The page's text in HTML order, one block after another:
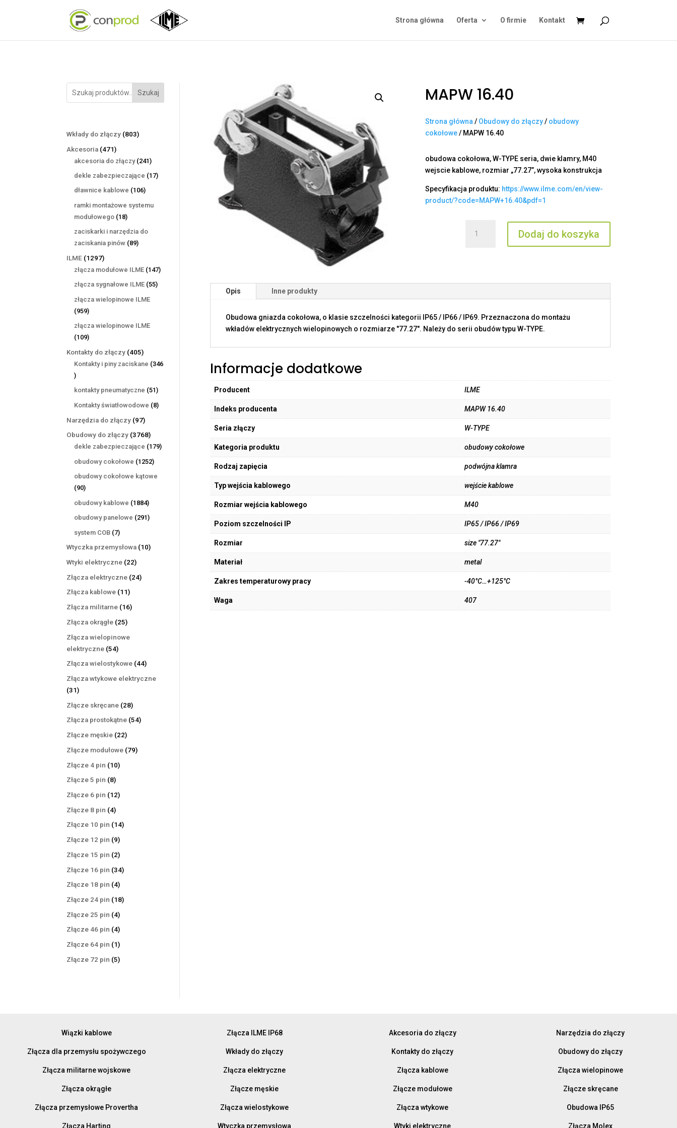
Strona główna Oferta O firmie Kontakt
Szukaj
Wkłady do złączy 803803
Akcesoria 471471
produktów
akcesoria do złączy 241241
produktów
dekle zabezpieczające 1717
dławnice kablowe 106106
ramki montażowe systemu
modułowego 1818
produktów
zaciskarki i narzędzia do
zaciskania pinów 8989
ILME 12971297
produktów
złącza modułowe ILME 147147
złącza sygnałowe ILME 5555
złącza wielopinowe ILME
959959
produktów
złącza wielopinowe ILME
109109
produktów
Kontakty do złączy 405405
produktów
Kontakty i piny zaciskane 346
346
produktów
kontakty pneumatyczne 5151
produktów
Kontakty światłowodowe 88
Narzędzia do złączy 9797
produktów
Obudowy do złączy 37683768
produktów
dekle zabezpieczające 179179
obudowy cokołowe 12521252
obudowy cokołowe kątowe
9090
produktów
obudowy kablowe 18841884
produkty
obudowy panelowe 291291
system COB 77
produktów
Wtyczka przemysłowa 1010
Wtyki elektryczne 2222
produkty
Złącza elektryczne 2424
Złącza kablowe 1111
produktów
Złącza militarne 1616
Złącza okrągłe 2525
Złącza wielopinowe
elektryczne 5454
produkty
Złącza wielostykowe 4444
Złącza wtykowe elektryczne
3131
produktów
Złącze skręcane 2828
produktów
Złącza prostokątne 5454
Złącze męskie 2222
produkty
Złącze modułowe 7979
Złącze 4 pin 1010
Złącze 5 pin 88
produktów
Złącze 6 pin 1212
Złącze 8 pin 44
produkty
Złącze 10 pin 1414
Złącze 12 pin 99
produktów
Złącze 15 pin 22
produkty
Złącze 16 pin 3434
Złącze 18 pin 44
produkty
Złącze 24 pin 1818
Złącze 25 pin 44
produkty
Złącze 46 pin 44
produkty
Złącze 64 pin 11
produkt
Złącze 72 pin 55
MAPW 16.40
Strona główna / Obudowy do złączy/ obudowy
cokołowe/ MAPW 16.40
obudowa cokołowa, W-TYPE seria, dwie klamry, M40
wejscie kablowe, rozmiar „77.27”, wysoka konstrukcja
Specyfikacja produktu: https://www.ilme.com/en/view-
product/?code=MAPW+16.40&pdf=1
MAPW
Dodaj do koszyka
Opis Inne produkty
Obudowa gniazda cokołowa, o klasie szczelności kategorii IP65 / IP66 / IP69. Przeznaczona do montażu
wkładów elektrycznych wielopinowych o rozmiarze "77.27". Należy do serii obudów typu W-TYPE.
Informacje dodatkowe
Producent ILME
Indeks producenta MAPW 16.40
Seria złączy W-TYPE
Kategoria produktu obudowy cokołowe
Rodzaj zapięcia podwójna klamra
Typ wejścia kablowego wejście kablowe
Rozmiar wejścia kablowego M40
Poziom szczelności IP IP65 / IP66 / IP69
Rozmiar size "77.27"
Materiał metal
Zakres temperaturowy pracy -40°C…+125°C
Waga 407
Wiązki kablowe
Złącza dla przemysłu spożywczego
Złącza militarne wojskowe
Złącza okrągłe
Złącza przemysłowe Provertha
Złącza Harting
Złącza ILME IP68
Wkłady do złączy
Złącza elektryczne
Złącze męskie
Złącza wielostykowe
Wtyczka przemysłowa
Akcesoria do złączy
Kontakty do złączy
Złącza kablowe
Złącze modułowe
Złącza wtykowe
Wtyki elektryczne
Narzędzia do złączy
Obudowy do złączy
Złącza wielopinowe
Złącze skręcane
Obudowa IP65
Złącza Molex